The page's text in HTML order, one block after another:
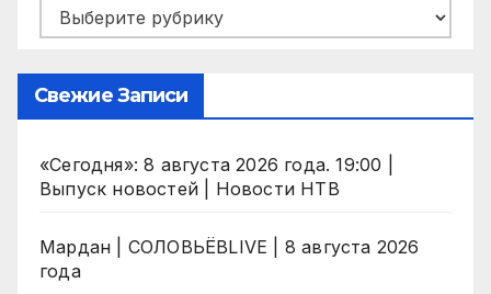
Рубрики
Свежие Записи
«Сегодня»: 8 августа 2026 года. 19:00 |
Выпуск новостей | Новости НТВ
Мардан | СОЛОВЬЁВLIVE | 8 августа 2026
года